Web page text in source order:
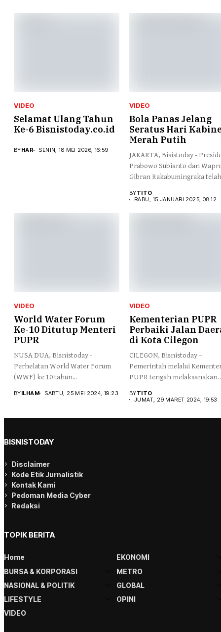
VIDEO
Selamat Ulang Tahun
Ke-6 Bisnistoday.co.id
BYHAR SENIN, 18 MEI 2026, 16:59
VIDEO
Bola Panas Jelang
Seratus Hari
Merah Putih
JAKARTA, Bisistoday -
Prabowo Subianto dan
Gibran Rakabumingraka telah
BYTITO
RABU, 15 JANUARI 2025, 08:12
VIDEO
World Water Forum
Ke-10 Ditutup Menteri
PUPR
NUSA DUA, Bisnistoday -
Perhelatan World Water Forum
(WWF) ke 10 tahun...
BYILHAM SABTU, 25 MEI 2024, 19:23
VIDEO
Kementerian PUPR
Perbaiki Jalan
di Kota Cilegon
CILEGON, Bisnistoday –
Pemerintah melalui
PUPR tengah melaksanakan
BYTITO
JUMAT, 29 MARET 2024, 19:53
BISNISTODAY
Disclaimer
Kode Etik Jurnalistik
Kontak Kami
Pedoman Media Cyber
Redaksi
TOPIK BERITA
Home
EKONOMI
BURSA & KORPORASI
METRO
NASIONAL & POLITIK
GLOBAL
LIFESTYLE
OPINI
VIDEO